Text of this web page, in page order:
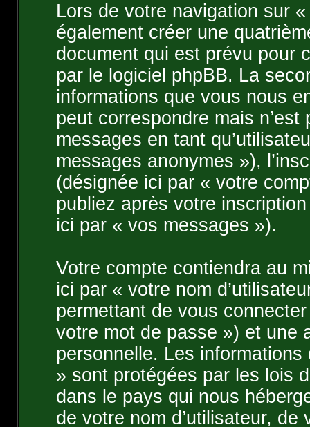
Lors de votre navigation sur
également créer une
document qui est prévu pour
par le logiciel phpBB. La
informations que vous nous
peut correspondre mais
messages en tant
messages anonymes »),
(désignée ici par « votre
publiez après votre
ici par « vos messages »).
Votre compte contiendra au
ici par « votre nom
permettant de vous
votre mot de passe ») et une
personnelle. Les
» sont protégées par les lois
dans le pays qui nous
de votre nom d’utilisateur,